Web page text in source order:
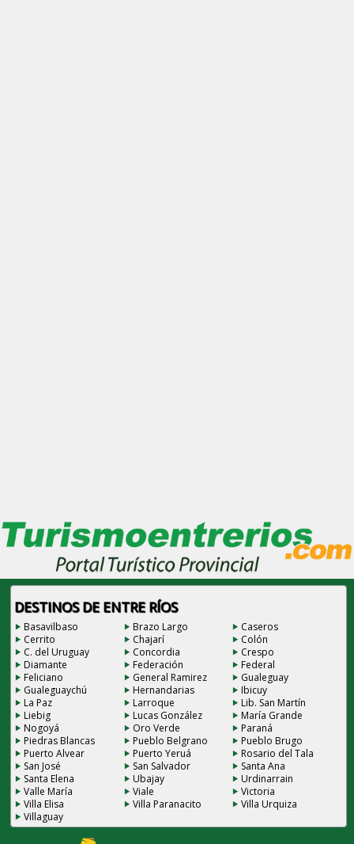
DESTINOS DE ENTRE RÍOS
Basavilbaso Brazo Largo
Caseros
Cerrito
Chajarí
Colón
C. del Uruguay
Concordia
Crespo
Diamante
Federación
Federal
Feliciano
General Ramirez
Gualeguay
Gualeguaychú
Hernandarias
Ibicuy
La Paz
Larroque
Lib. San Martín
Liebig
Lucas González
María Grande
Nogoyá
Oro Verde
Paraná
Piedras Blancas
Pueblo Belgrano
Pueblo Brugo
Puerto Alvear
Puerto Yeruá
Rosario del Tala
San José
San Salvador
Santa Ana
Santa Elena
Ubajay
Urdinarrain
Valle María
Viale
Victoria
Villa Elisa
Villa Paranacito
Villa Urquiza
Villaguay